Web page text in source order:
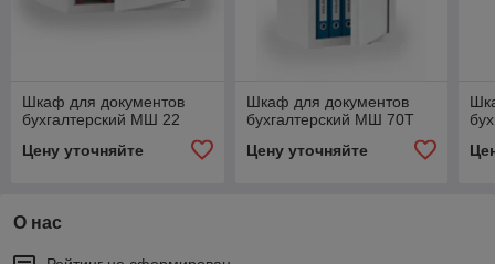
Шкаф для документов
бухгалтерский МШ 22
Цену уточняйте
Шкаф для документов
бухгалтерский МШ 70Т
Цену уточняйте
О нас